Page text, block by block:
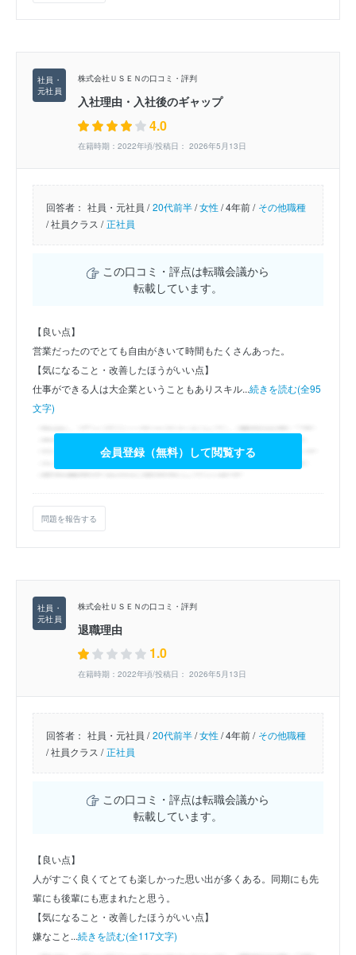
株式会社ＵＳＥＮの口コミ・評判
入社理由・入社後のギャップ
4.0
在籍時期：2022年頃/投稿日： 2026年5月13日
回答者： 社員・元社員 / 20代前半/女性/4年前 / その他職種
/社員クラス / 正社員
この口コミ・評点は転職会議から
転載しています。
【良い点】
営業だったのでとても自由がきいて時間もたくさんあった。
【気になること・改善したほうがいい点】
仕事ができる人は大企業ということもありスキル...続きを読む(全95
文字)
会員登録（無料）して閲覧する
問題を報告する
株式会社ＵＳＥＮの口コミ・評判
退職理由
1.0
在籍時期：2022年頃/投稿日： 2026年5月13日
回答者： 社員・元社員 / 20代前半/女性/4年前 / その他職種
/社員クラス / 正社員
この口コミ・評点は転職会議から
転載しています。
【良い点】
人がすごく良くてとても楽しかった思い出が多くある。同期にも先
輩にも後輩にも恵まれたと思う。
【気になること・改善したほうがいい点】
嫌なこと...続きを読む(全117文字)